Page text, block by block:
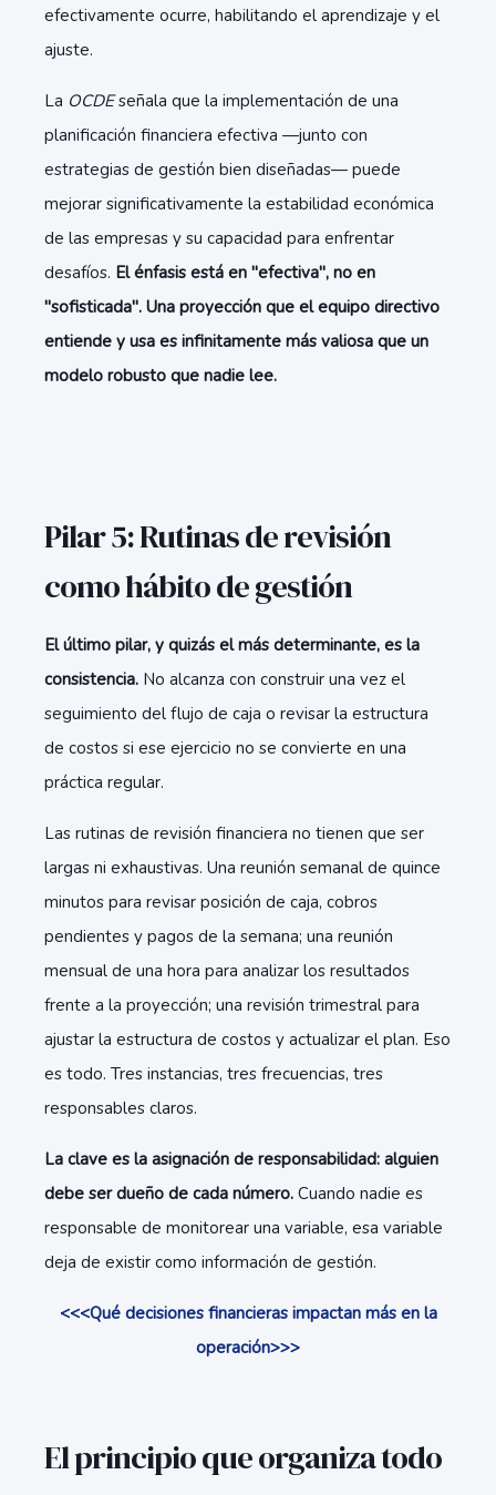
efectivamente ocurre, habilitando el aprendizaje y el
ajuste.
La OCDEseñala que la implementación de una
planificación financiera efectiva —junto con
estrategias de gestión bien diseñadas— puede
mejorar significativamente la estabilidad económica
de las empresas y su capacidad para enfrentar
desafíos. El énfasis está en "efectiva", no en
"sofisticada". Una proyección que el equipo directivo
entiende y usa es infinitamente más valiosa que un
modelo robusto que nadie lee.
Pilar 5: Rutinas de revisión
como hábito de gestión
El último pilar, y quizás el más determinante, es la
consistencia. No alcanza con construir una vez el
seguimiento del flujo de caja o revisar la estructura
de costos si ese ejercicio no se convierte en una
práctica regular.
Las rutinas de revisión financiera no tienen que ser
largas ni exhaustivas. Una reunión semanal de quince
minutos para revisar posición de caja, cobros
pendientes y pagos de la semana; una reunión
mensual de una hora para analizar los resultados
frente a la proyección; una revisión trimestral para
ajustar la estructura de costos y actualizar el plan. Eso
es todo. Tres instancias, tres frecuencias, tres
responsables claros.
La clave es la asignación de responsabilidad: alguien
debe ser dueño de cada número. Cuando nadie es
responsable de monitorear una variable, esa variable
deja de existir como información de gestión.
<<<Qué decisiones financieras impactan más en la
operación>>>
El principio que organiza todo